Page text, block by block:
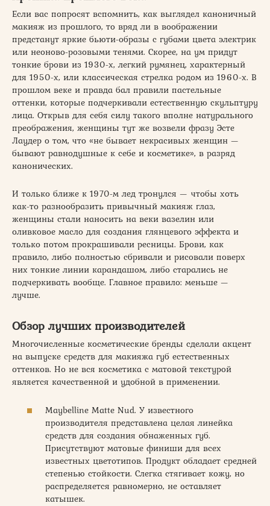
Если вас попросят вспомнить, как выглядел каноничный
макияж из прошлого, то вряд ли в воображении
предстанут яркие бьюти-образы с губами цвета электрик
или неоново-розовыми тенями. Скорее, на ум придут
тонкие брови из 1930-х, легкий румянец, характерный
для 1950-х, или классическая стрелка родом из 1960-х. В
прошлом веке и правда бал правили пастельные
оттенки, которые подчеркивали естественную скульптуру
лица. Открыв для себя силу такого вполне натурального
преображения, женщины тут же возвели фразу Эсте
Лаудер о том, что «не бывает некрасивых женщин —
бывают равнодушные к себе и косметике», в разряд
канонических.
И только ближе к 1970-м лед тронулся — чтобы хоть
как-то разнообразить привычный макияж глаз,
женщины стали наносить на веки вазелин или
оливковое масло для создания глянцевого эффекта и
только потом прокрашивали ресницы. Брови, как
правило, либо полностью сбривали и рисовали поверх
них тонкие линии карандашом, либо старались не
подчеркивать вообще. Главное правило: меньше —
лучше.
Обзор лучших производителей
Многочисленные косметические бренды сделали акцент
на выпуске средств для макияжа губ естественных
оттенков. Но не вся косметика с матовой текстурой
является качественной и удобной в применении.
Maybelline Matte Nud. У известного
производителя представлена целая линейка
средств для создания обнаженных губ.
Присутствуют матовые финиши для всех
известных цветотипов. Продукт обладает средней
степенью стойкости. Слегка стягивает кожу, но
распределяется равномерно, не оставляет
катышек.